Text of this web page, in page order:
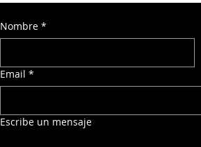
Nombre *
Email *
Escribe un mensaje